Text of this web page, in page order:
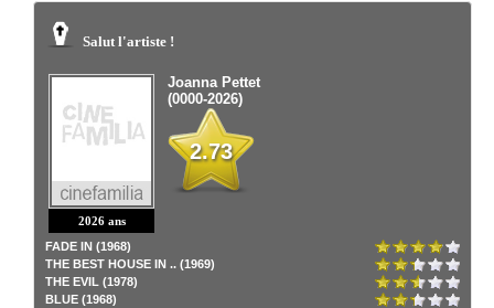
Salut l'artiste !
2026 ans
Joanna Pettet
(0000-2026)
2.73
FADE IN (1968)
THE BEST HOUSE IN .. (1969)
THE EVIL (1978)
BLUE (1968)